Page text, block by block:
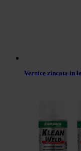
Vernice zincata in